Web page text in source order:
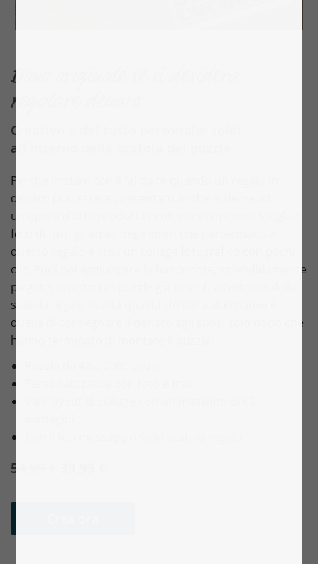
Dono originale se si desidera
regalare denaro
Creativo e del tutto personale: soldi
all’interno della scatola del puzzle
Perché iniziare con il fai da te quando un regalo in
denaro può essere presentato anche insieme ad
un'opera d'arte prodotta professionalmente? Scegli le
foto di tutti gli amici degli sposi che partecipano a
questo regalo e crea un collage fotografico con pochi
clic. Puoi poi aggiungere le banconote, splendidamente
piegate, ai pezzi del puzzle già inseriti all'interno della
scatola regalo di alta qualità Un'altra alternativa è
quella di consegnare il denaro agli sposi solo dopo che
hanno terminato di montare il puzzle!
54,99 €